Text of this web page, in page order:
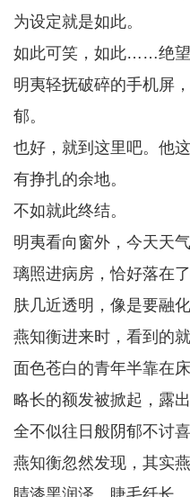
为设定就是如此。
如此可笑，如此……绝望
明夷轻抚破碎的手机屏
郁。
也好，就到这里吧。他
有挣扎的余地。
不如就此终结。
明夷看向窗外，今天天
璃照进病房，恰好落在
肤几近透明，像是要融
燕知衡进来时，看到的
面色苍白的青年半靠在
略长的额发被掀起，露
全不似往日般阴郁不讨喜
燕知衡忽然发现，其实